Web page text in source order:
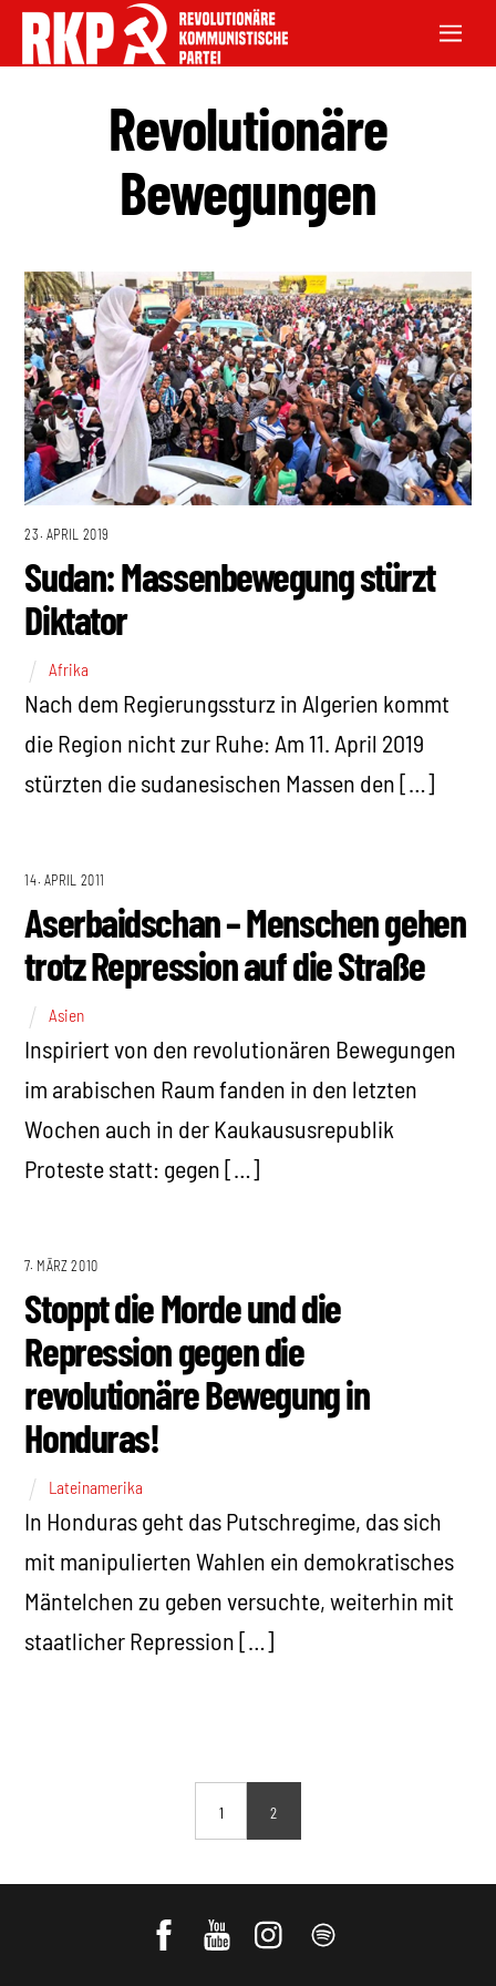
Revolutionäre
Bewegungen
23. APRIL 2019
Sudan: Massenbewegung stürzt
Diktator
Afrika
Nach dem Regierungssturz in Algerien kommt
die Region nicht zur Ruhe: Am 11. April 2019
stürzten die sudanesischen Massen den […]
14. APRIL 2011
Aserbaidschan – Menschen gehen
trotz Repression auf die Straße
Asien
Inspiriert von den revolutionären Bewegungen
im arabischen Raum fanden in den letzten
Wochen auch in der Kaukaususrepublik
Proteste statt: gegen […]
7. MÄRZ 2010
Stoppt die Morde und die
Repression gegen die
revolutionäre Bewegung in
Honduras!
Lateinamerika
In Honduras geht das Putschregime, das sich
mit manipulierten Wahlen ein demokratisches
Mäntelchen zu geben versuchte, weiterhin mit
staatlicher Repression […]
1 2